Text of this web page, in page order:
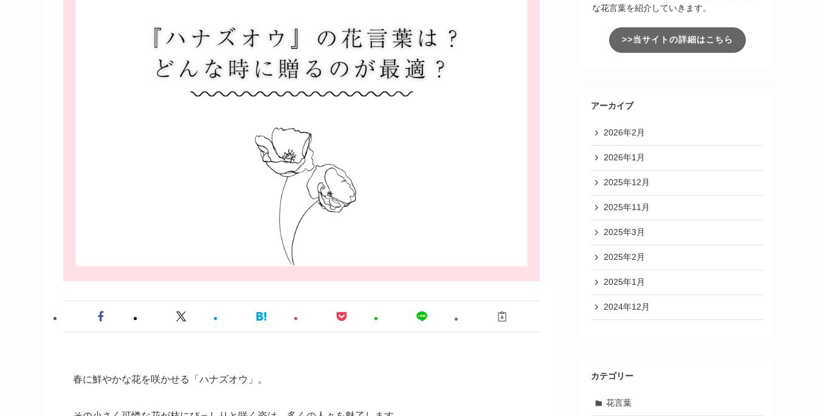
春に鮮やかな花を咲かせる「ハナズオウ」。
な花言葉を紹介していきます。
>>当サイトの詳細はこちら
アーカイブ
2026年2月
2026年1月
2025年12月
2025年11月
2025年3月
2025年2月
2025年1月
2024年12月
カテゴリー
花言葉